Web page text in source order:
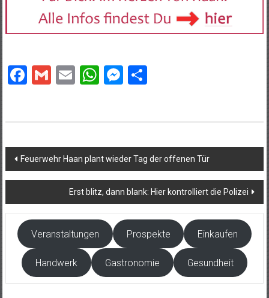
Facebook
Gmail
EmailWhatsApp
Messenger
Teilen
Beitragsnavigation
Feuerwehr Haan plant wieder Tag der offenen Tür
Erst blitz, dann blank: Hier kontrolliert die Polizei
Veranstaltungen Prospekte Einkaufen
Handwerk Gastronomie Gesundheit